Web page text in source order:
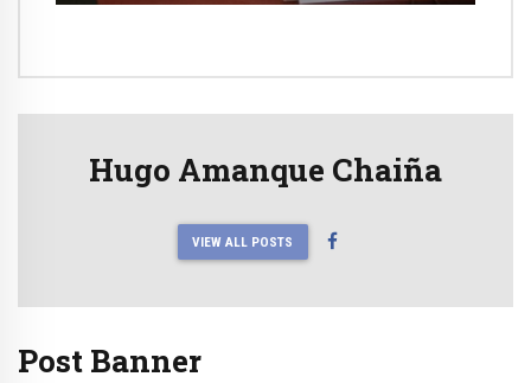
Hugo Amanque Chaiña
VIEW ALL POSTS
Post Banner